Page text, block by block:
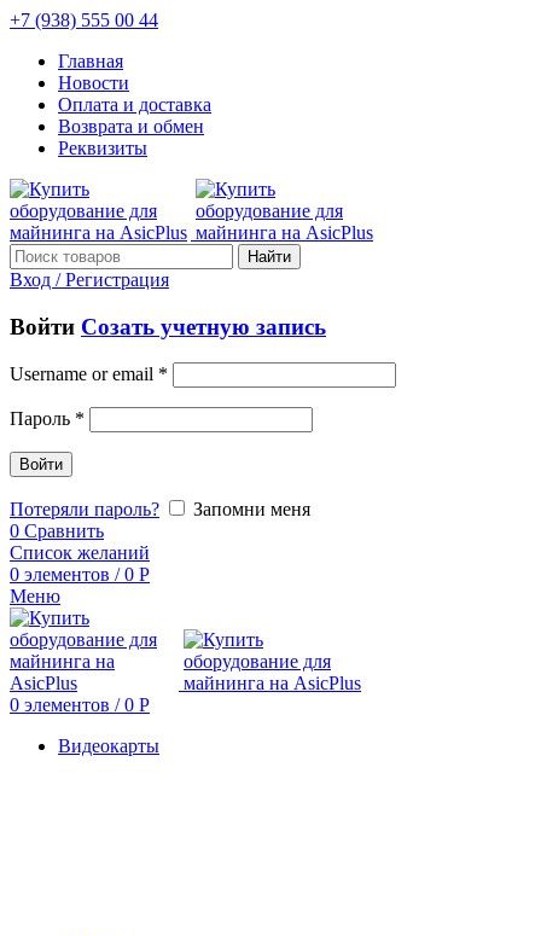
+7 (938) 555 00 44
Главная
Новости
Оплата и доставка
Возврата и обмен
Реквизиты
Найти
Вход / Регистрация
Войти Созать учетную запись
Username or email *
Пароль *
Войти
Потеряли пароль?
Запомни меня
0 Сравнить
Список желаний
0 элементов / 0 Р
Меню
0 элементов / 0 Р
Видеокарты